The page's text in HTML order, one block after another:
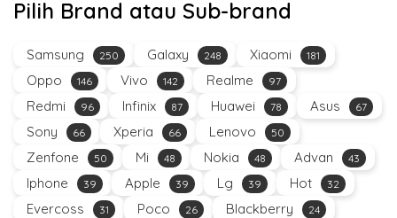
Pilih Brand atau Sub-brand
Samsung 250 Galaxy 248 Xiaomi 181
Oppo 146 Vivo 142 Realme 97
Redmi 96 Infinix 87 Huawei 78 Asus 67
Sony 66 Xperia 66 Lenovo 50
Zenfone 50 Mi 48 Nokia 48 Advan 43
Iphone 39 Apple 39 Lg 39 Hot 32
Evercoss 31 Poco 26 Blackberry 24